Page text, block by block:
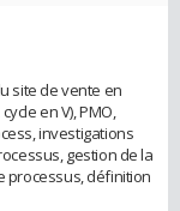
site de vente en
en V), PMO,
investigations
gestion de la
processus, définition